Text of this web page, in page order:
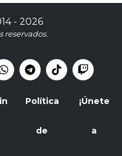
- 2026
reservados.
Política
de
¡Únete
a